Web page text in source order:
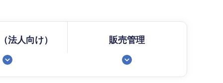
法人向け） 販売管理